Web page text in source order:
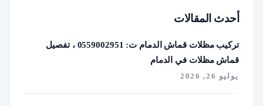
أحدث المقالات
تركيب مظلات قماش الدمام ت: 0559002951 ، تفصيل
قماش مظلات في الدمام
يوليو 26, 2026